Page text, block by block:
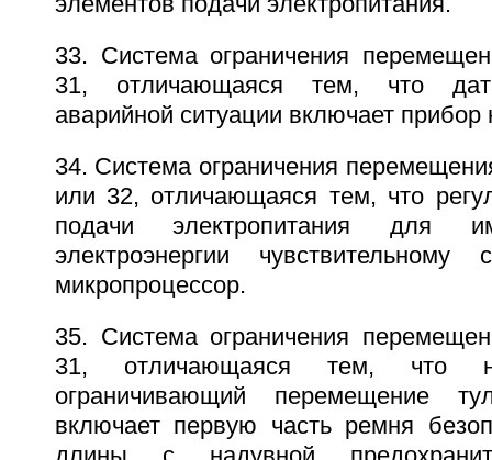
33. Система ограничения
31, отличающаяся тем, что
аварийной ситуации включает
34. Система ограничения
или 32, отличающаяся тем, что
подачи электропитания для
электроэнергии чувствительному
микропроцессор.
35. Система ограничения
31, отличающаяся тем, что
ограничивающий перемещение
включает первую часть ремня